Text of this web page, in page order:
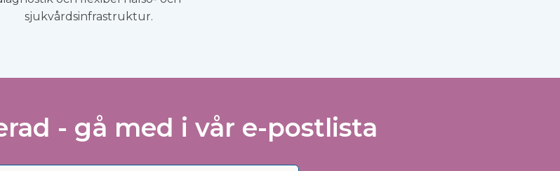
sjukvårdsinfrastruktur.
- gå med i vår e-postlista